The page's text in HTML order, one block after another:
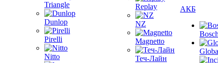
Triangle
Dunlop
Pirelli
Nitto
Replay
NZ
Magnetto
Теч-Лайн
АКБ